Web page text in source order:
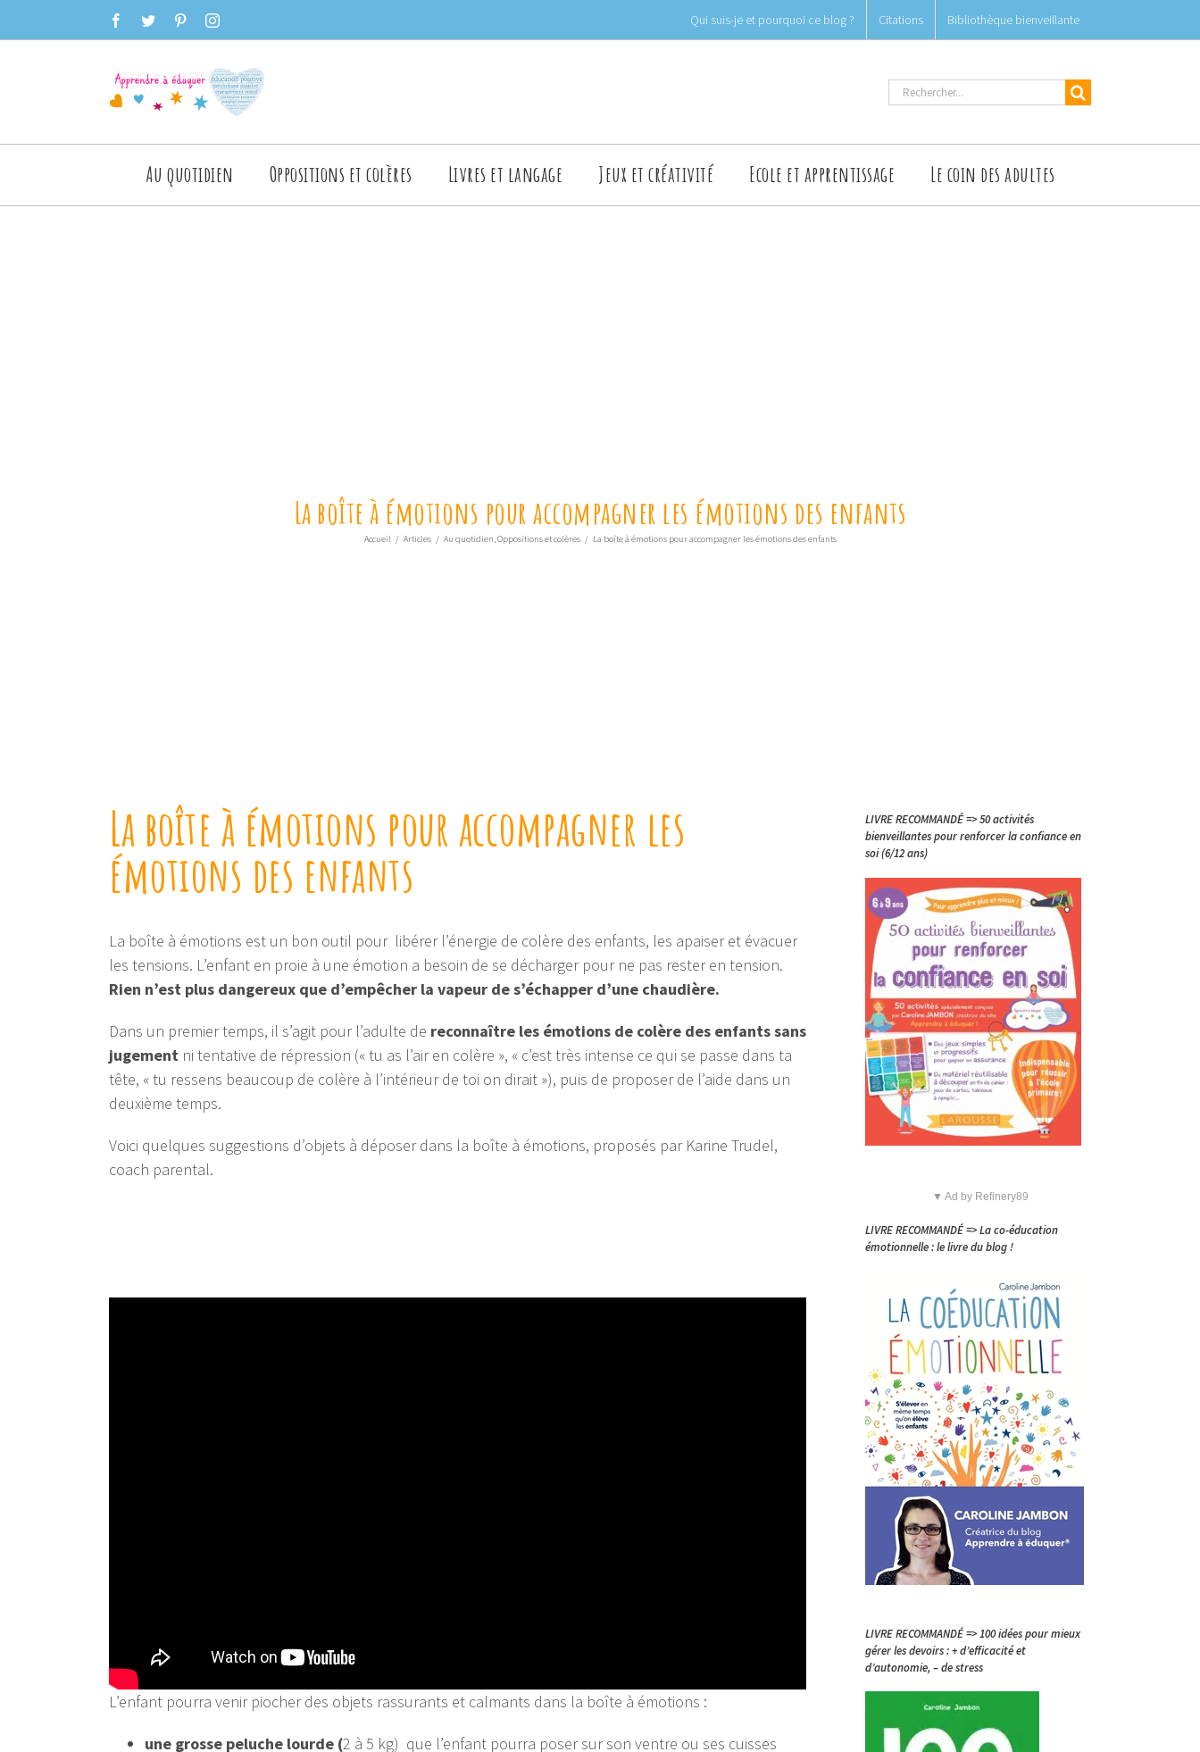
to
facebooktwitter pinterestinstagram Qui suis-je et pourquoi ce blog ? Citations Bibliothèque bienveillante
Rechercher
Rechercher
Au quotidien Oppositions et colères Livres et langage Jeux et créativité Ecole et apprentissage Le coin des adultes
La boîte à émotions pour accompagner les émotions des enfants
Accueil / Articles / Au quotidien,Oppositions et colères / La boîte à émotions pour accompagner les émotions des enfants
La boîte à émotions pour accompagner les
émotions des enfants
La boîte à émotions est un bon outil pour libérer l’énergie de colère des enfants, les apaiser et évacuer
les tensions. L’enfant en proie à une émotion a besoin de se décharger pour ne pas rester en tension.
Rien n’est plus dangereux que d’empêcher la vapeur de s’échapper d’une chaudière.
Dans un premier temps, il s’agit pour l’adulte de reconnaître les émotions de colère des enfants sans
jugement ni tentative de répression (« tu as l’air en colère », « c’est très intense ce qui se passe dans ta
tête, « tu ressens beaucoup de colère à l’intérieur de toi on dirait »), puis de proposer de l’aide dans un
deuxième temps.
Voici quelques suggestions d’objets à déposer dans la boîte à émotions, proposés par Karine Trudel,
coach parental.
L’enfant pourra venir piocher des objets rassurants et calmants dans la boîte à émotions :
une grosse peluche lourde (2 à 5 kg) que l’enfant pourra poser sur son ventre ou ses cuisses
LIVRE RECOMMANDÉ => 50 activités
bienveillantes pour renforcer la confiance en
soi (6/12 ans)
▼ Ad by Refinery89
LIVRE RECOMMANDÉ => La co-éducation
émotionnelle : le livre du blog !
LIVRE RECOMMANDÉ => 100 idées pour mieux
gérer les devoirs : + d’efficacité et
d’autonomie, – de stress